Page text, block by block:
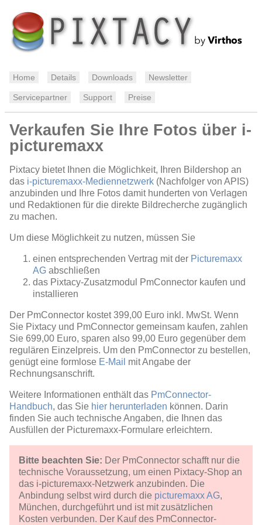
Home Details Downloads Newsletter
Servicepartner Support Preise
Verkaufen Sie Ihre Fotos über i-
picturemaxx
Pixtacy bietet Ihnen die Möglichkeit, Ihren Bildershop an
das i-picturemaxx-Mediennetzwerk (Nachfolger von APIS)
anzubinden und Ihre Fotos damit hunderten von Verlagen
und Redaktionen für die direkte Bildrecherche zugänglich
zu machen.
Um diese Möglichkeit zu nutzen, müssen Sie
einen entsprechenden Vertrag mit der Picturemaxx
AG abschließen
das Pixtacy-Zusatzmodul PmConnector kaufen und
installieren
Der PmConnector kostet 399,00 Euro inkl. MwSt. Wenn
Sie Pixtacy und PmConnector gemeinsam kaufen, zahlen
Sie 699,00 Euro, sparen also 99,00 Euro gegenüber dem
regulären Einzelpreis. Um den PmConnector zu bestellen,
genügt eine formlose E-Mail mit Angabe der
Rechnungsanschrift.
Weitere Informationen enthält das PmConnector-
Handbuch, das Sie hier herunterladen können. Darin
finden Sie auch technische Angaben, die Ihnen das
Ausfüllen der Picturemaxx-Formulare erleichtern.
Bitte beachten Sie: Der PmConnector schafft nur die
technische Voraussetzung, um einen Pixtacy-Shop an
das i-picturemaxx-Netzwerk anzubinden. Die
Anbindung selbst wird durch die picturemaxx AG,
München, durchgeführt und ist mit zusätzlichen
Kosten verbunden. Der Kauf des PmConnector-